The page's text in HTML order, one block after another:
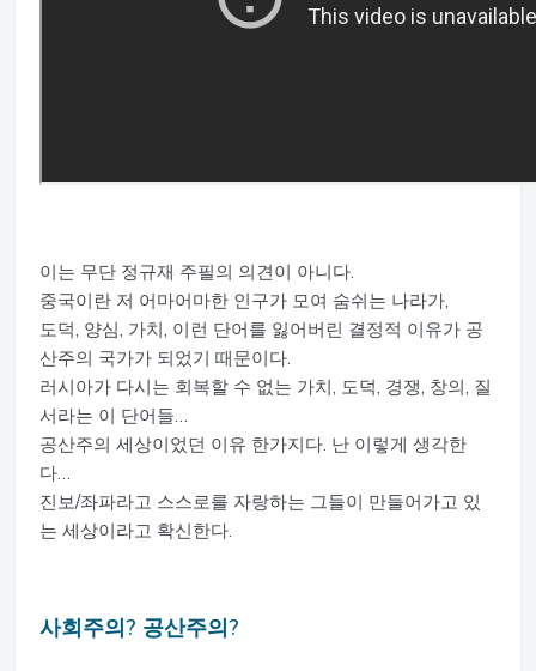
이는 무단 정규재 주필의 의견이 아니다.
중국이란 저 어마어마한 인구가 모여 숨쉬는 나라가,
도덕, 양심, 가치, 이런 단어를 잃어버린 결정적 이유가 공
산주의 국가가 되었기 때문이다.
러시아가 다시는 회복할 수 없는 가치, 도덕, 경쟁, 창의, 질
서라는 이 단어들…
공산주의 세상이었던 이유 한가지다. 난 이렇게 생각한
다…
진보/좌파라고 스스로를 자랑하는 그들이 만들어가고 있
는 세상이라고 확신한다.
사회주의? 공산주의?